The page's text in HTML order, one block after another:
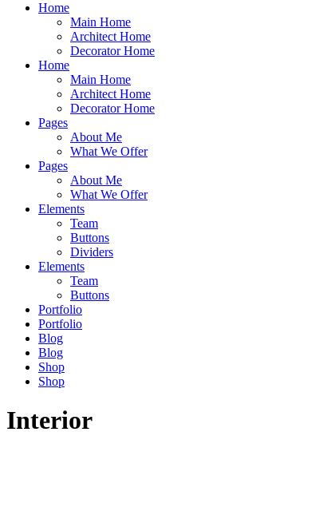
Home
Main Home
Architect Home
Decorator Home
Home
Main Home
Architect Home
Decorator Home
Pages
About Me
What We Offer
Pages
About Me
What We Offer
Elements
Team
Buttons
Dividers
Elements
Team
Buttons
Portfolio
Portfolio
Blog
Blog
Shop
Shop
Interior